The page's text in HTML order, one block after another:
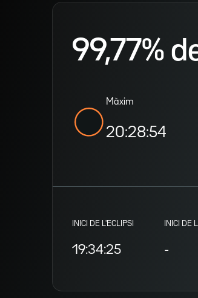
99,77%
Màxim
20:28:54
INICI DE L'ECLIPSI
19:34:25
INICI DE
-